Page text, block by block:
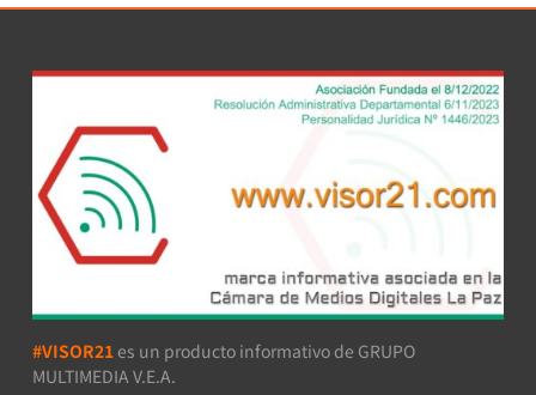
#VISOR21 es un producto informativo de GRUPO
MULTIMEDIA V.E.A.